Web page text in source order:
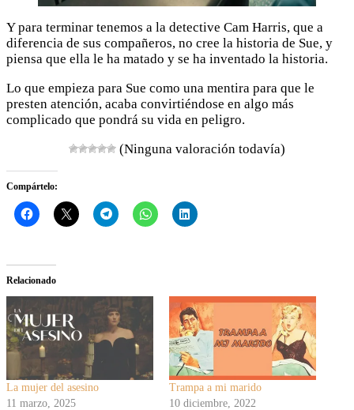
Y para terminar tenemos a la detective Cam Harris, que a
diferencia de sus compañeros, no cree la historia de Sue, y
piensa que ella le ha matado y se ha inventado la historia.
Lo que empieza para Sue como una mentira para que le
presten atención, acaba convirtiéndose en algo más
complicado que pondrá su vida en peligro.
(Ninguna valoración todavía)
Compártelo:
Relacionado
La mujer del asesino
11 marzo, 2025
Trampa a mi marido
10 diciembre, 2022